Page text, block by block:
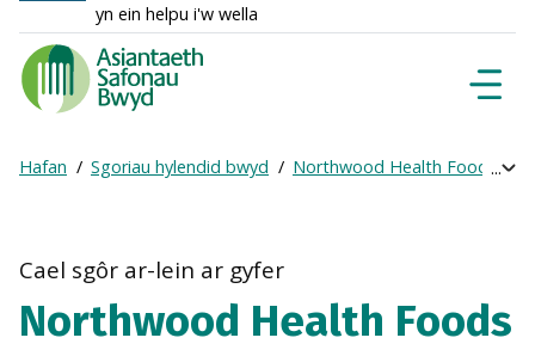
yn ein helpu i'w wella
Food
Standards
Agency
Frontpage
Breadcrumb
Hafan Sgoriau hylendid bwyd Northwood Health Foods
Cael sgôr ar-lein ar gyfer
Northwood Health Foods